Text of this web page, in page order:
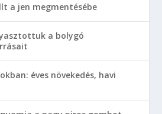
a jen megmentésébe
a bolygó
éves növekedés, havi